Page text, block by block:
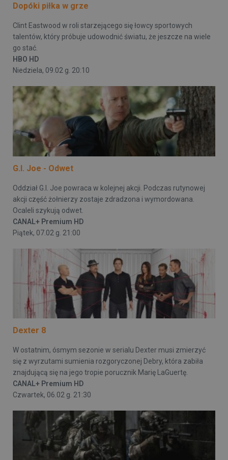
Dopóki piłka w grze
Clint Eastwood w roli starzejącego się łowcy sportowych
talentów, który próbuje udowodnić światu, że jeszcze na wiele
go stać.
HBO HD
Niedziela, 09.02 g. 20:10
G.I. Joe - Odwet
Oddział G.I. Joe powraca w kolejnej akcji. Podczas rutynowej
akcji część żołnierzy zostaje zdradzona i wymordowana.
Ocaleli szykują odwet.
CANAL+ Premium HD
Piątek, 07.02 g. 21:00
Dexter 8
W ostatnim, ósmym sezonie w serialu Dexter musi zmierzyć
się z wyrzutami sumienia rozgoryczonej Debry, która zabiła
znajdującą się na jego tropie porucznik Marię LaGuertę.
CANAL+ Premium HD
Czwartek, 06.02 g. 21:30